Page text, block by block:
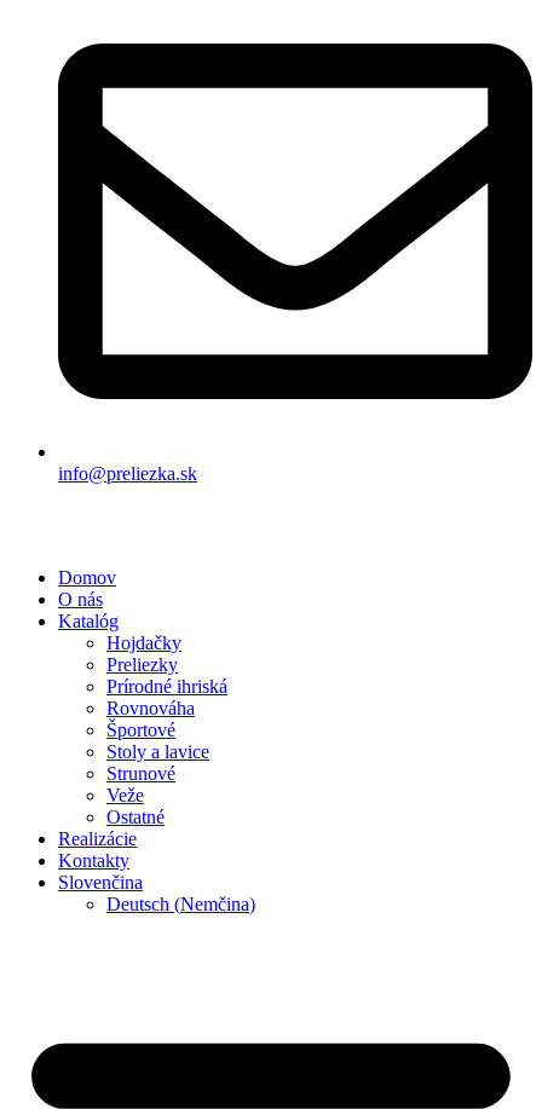
info@preliezka.sk
Domov
O nás
Katalóg
Hojdačky
Preliezky
Prírodné ihriská
Rovnováha
Športové
Stoly a lavice
Strunové
Veže
Ostatné
Realizácie
Kontakty
Slovenčina
Deutsch (Nemčina)